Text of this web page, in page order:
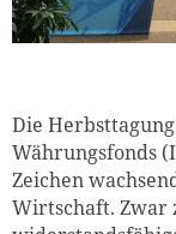
Die
Währungsfonds
Zeichen
Wirtschaft. Zwar